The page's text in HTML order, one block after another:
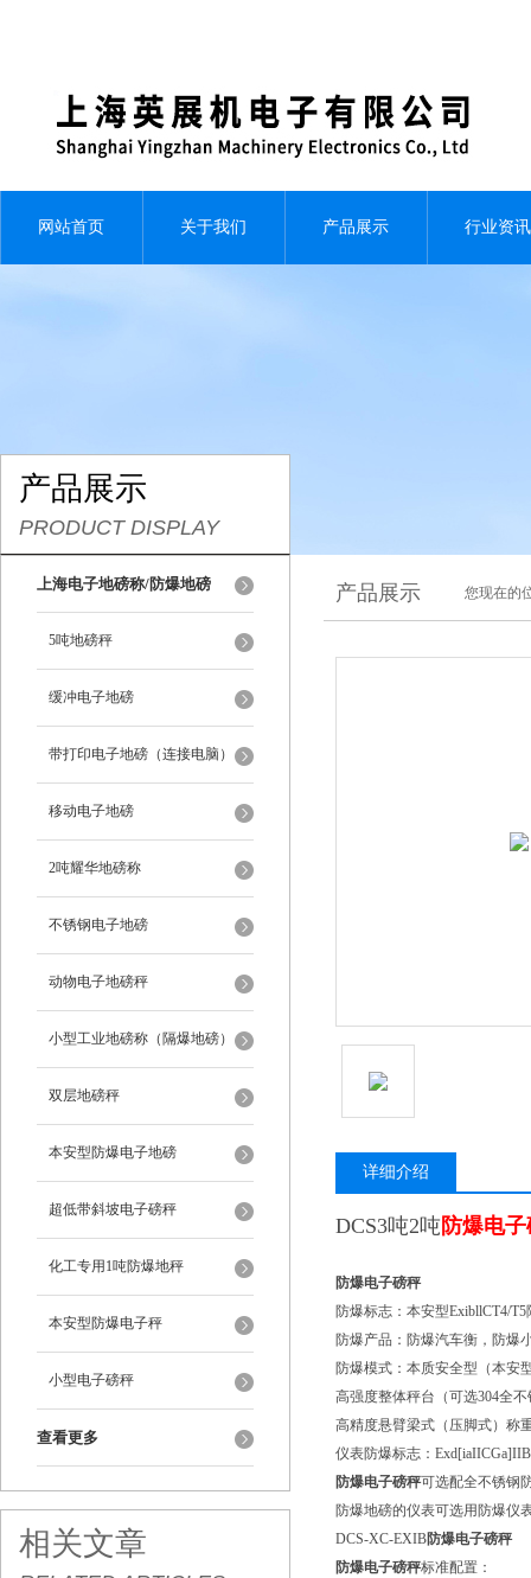
网站首页 关于我们 产品展示 行业资讯
产品展示
PRODUCT DISPLAY
上海电子地磅称/防爆地磅
5吨地磅秤
缓冲电子地磅
带打印电子地磅（连接电脑）
移动电子地磅
2吨耀华地磅称
不锈钢电子地磅
动物电子地磅秤
小型工业地磅称（隔爆地磅）
双层地磅秤
本安型防爆电子地磅
超低带斜坡电子磅秤
化工专用1吨防爆地秤
本安型防爆电子秤
小型电子磅秤
查看更多
相关文章
产品展示 您现在的
详细介绍
DCS3吨2吨 防爆电
防爆电子磅秤
防爆标志：本安型ExibllCT4/
防爆产品：防爆汽车衡，防爆
防爆模式：本质安全型（本安
高强度整体秤台（可选304全
高精度悬臂梁式（压脚式）称
仪表防爆标志：
防爆电子磅秤可选配全不锈钢
防爆地磅的仪表可选用防爆仪
DCS-XC-EXIB防爆电子磅秤
防爆电子磅秤标准配置：